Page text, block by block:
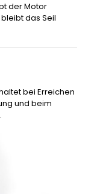
der Motor
das Seil
bei Erreichen
und beim